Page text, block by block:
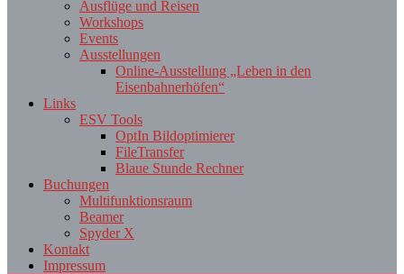
Ausflüge und Reisen
Workshops
Events
Ausstellungen
Online-Ausstellung „Leben in den
Eisenbahnerhöfen“
Links
ESV Tools
OptIn Bildoptimierer
FileTransfer
Blaue Stunde Rechner
Buchungen
Multifunktionsraum
Beamer
Spyder X
Kontakt
Impressum